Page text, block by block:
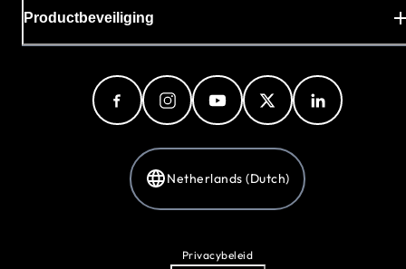
Productbeveiliging
Netherlands (Dutch)
Privacybeleid